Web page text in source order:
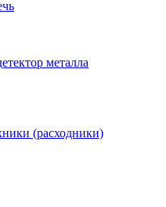
металла
(расходники)